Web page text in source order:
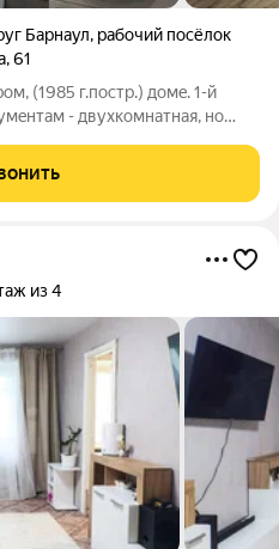
Барнаул, рабочий посёлок
,61
(1985 г.пoстp.) домe. 1-й
- двуxкoмнатная, но
100%.. Планировка
из 4